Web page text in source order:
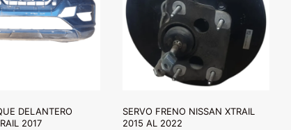
DELANTERO
2017
SERVO FRENO NISSAN XTRAIL
2015 AL 2022